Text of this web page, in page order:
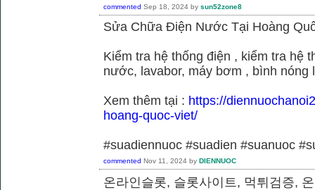
commented Sep 18, 2024 by sun52zone8
Sửa Chữa Điện Nước Tại Hoàng
Kiểm tra hệ thống điện , kiểm tra hệ
nước, lavabor, máy bơm , bình nóng
Xem thêm tại : https://
hoang-quoc-viet/
#suadiennuoc #suadien #suanuoc
commented Nov 11, 2024 by DIENNUOC
온라인슬롯, 슬롯사이트, 먹튀검증,